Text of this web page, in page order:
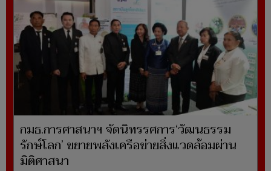
กมธ.การศาสนาฯ จัดนิทรรศการ‘วัฒนธรรม
รักษ์โลก’ ขยายพลังเครือข่ายสิ่งแวดล้อมผ่าน
มิติศาสนา